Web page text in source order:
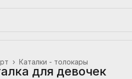
Каталки - толокары
›
для девочек